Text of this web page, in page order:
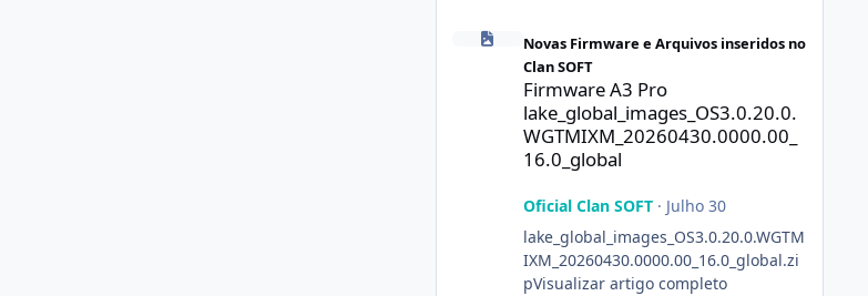
Novas Firmware e Arquivos inseridos no
Clan SOFT
Firmware A3 Pro
lake_global_images_OS3.0.20.0.
WGTMIXM_20260430.0000.00_
16.0_global
Oficial Clan SOFT· Julho 30
lake_global_images_OS3.0.20.0.WGTM
IXM_20260430.0000.00_16.0_global.zi
pVisualizar artigo completo